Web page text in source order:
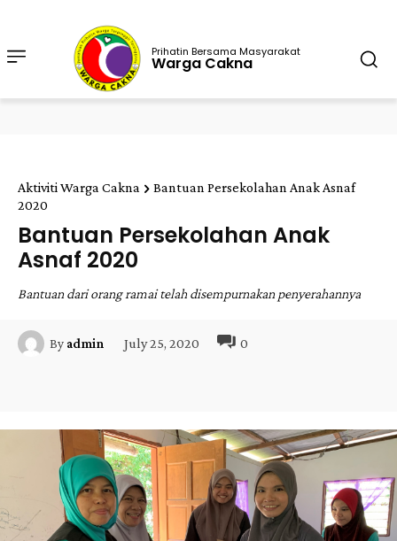
Prihatin Bersama Masyarakat
Warga Cakna
Aktiviti Warga Cakna
Bantuan Persekolahan Anak Asnaf
2020
Bantuan Persekolahan Anak
Asnaf 2020
Bantuan dari orang ramai telah disempurnakan penyerahannya
By admin July 25, 2020 0